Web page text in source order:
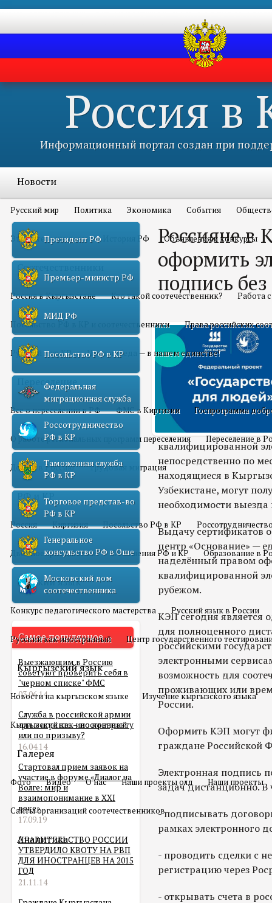
Россия в
Информационный портал создан при
Новости
Русский мир Политика Экономика События
Это интересно всем История РФ Объявления и конкурсы
Соотечественники
Россия в Кыргызстане Кто такой соотечественник? Работа
Посольство РФ в КР и соотечественники Права российских
Русский мир КР Наша победа — в нашем единстве!
Переселение
Все о переселении в РФ ФМС в Киргизии Госпрограмма
О работе региональных программ переселения Переселение в
Домой в Россию Трудовая миграция
РФ и КР
Россия Киргизия Посольство РФ в КР
Двойное гражданство Отношения РФ и КР Образование в
Русский язык
Конкурс педагогического мастерства Русский язык в России
Русский как иностранный Центр государственного
Кыргызский язык
Новости на кыргызском языке Изучение кыргызского языка
Кыргызский как иностранный
Галерея
Фото Видео О нас Наши проекты олд Наши проекты
Сайты организаций соотечественников
Аналитика
Президент РФ
Премьер-министр РФ
МИД РФ
Посольство РФ в КР
Федеральная
миграционная служба
Россотрудничество
РФ в КР
Таможенная служба
РФ в КР
Торговое представ-во
РФ в КР
Генеральное
консульство РФ в Оше
Московский дом
соотечественника
Самое популярное
Выезжающим в Россию
советуют проверить себя в
"черном списке" ФМС
03.06.14
Служба в российской армии
для мигранта – по контракту
или по призыву?
16.04.14
Стартовал прием заявок на
участие в форуме «Диалог на
Волге: мир и
взаимопонимание в XXI
веке»
17.09.19
ПРАВИТЕЛЬСТВО РОССИИ
УТВЕРДИЛО КВОТУ НА РВП
ДЛЯ ИНОСТРАНЦЕВ НА 2015
ГОД
21.11.14
Россияне в
оформить
подпись
квалифицированной
непосредственно по
находящиеся в
Узбекистане, могут
необходимости выезда
Выдачу сертификатов
центр «Основание» —
наделённый правом
квалифицированной
рубежом.
КЭП сегодня является
для полноценного
российскими
электронными
возможность для
проживающих или
России.
Оформить КЭП могут
граждане Российской
Электронная подпись
задач дистанционно.
- подписывать
рамках электронного
- проводить сделки с
регистрацию через
- открывать счета в